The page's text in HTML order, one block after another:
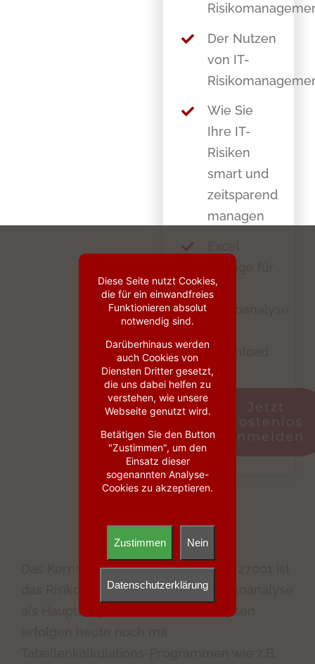
Der Nutzen
von IT-
Wie Sie
Ihre IT-
Risiken
smart und
zeitsparend
managen
die
Download
Jetzt
kostenlos
anmelden
Das Kernstück eines ISMS nach ISO 27001 ist
das Risikomanagement mit der Risikoanalyse
als Hauptaufgabe. Viele Risikoanalysen
Diese Seite nutzt Cookies,
die für ein einwandfreies
Funktionieren absolut
notwendig sind.
Darüberhinaus werden
auch Cookies von
Diensten Dritter gesetzt,
die uns dabei helfen zu
verstehen, wie unsere
Webseite genutzt wird.
Betätigen Sie den Button
"Zustimmen", um den
Einsatz dieser
sogenannten Analyse-
Cookies zu akzeptieren.
Zustimmen Nein
Datenschutzerklärung